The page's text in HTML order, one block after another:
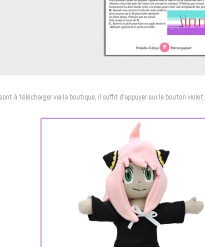
à télécharger via la boutique, il suffit d’appuyer sur le bouton violet.